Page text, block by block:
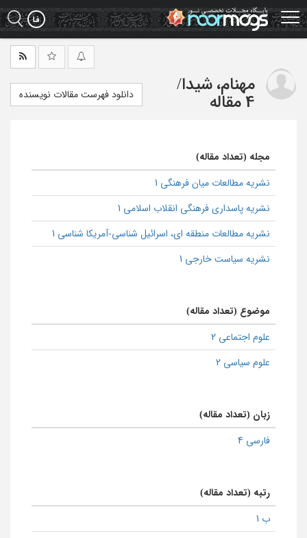
Skip
to
main
مهنام، شیدا/
4 مقاله
دانلود فهرست مقالات نویسنده
مجله (تعداد مقاله)
نشریه مطالعات میان فرهنگی 1
نشریه پاسداری فرهنگی انقلاب اسلامی 1
نشریه مطالعات منطقه ای، اسرائیل شناسی-آمریکا شناسی 1
نشریه سیاست خارجی 1
موضوع (تعداد مقاله)
علوم اجتماعی 2
علوم سیاسی 2
زبان (تعداد مقاله)
فارسی 4
رتبه (تعداد مقاله)
ب 1